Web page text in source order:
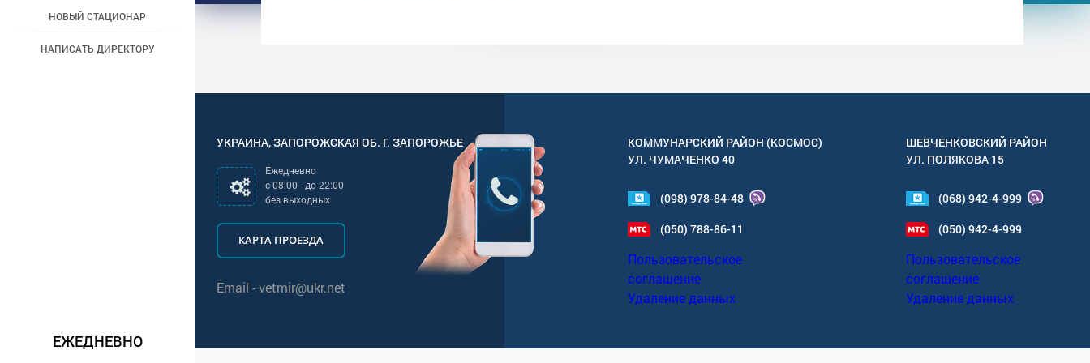
НОВЫЙ СТАЦИОНАР
НАПИСАТЬ ДИРЕКТОРУ
ЕЖЕДНЕВНО
УКРАИНА,ЗАПОРОЖСКАЯ ОБ. Г. ЗАПОРОЖЬЕ
Ежедневно
с08:00 - до22:00
без выходных
КАРТА ПРОЕЗДА
Email -vetmir@ukr.net
КОММУНАРСКИЙ РАЙОН (КОСМОС)
УЛ. ЧУМАЧЕНКО 40
(098) 978-84-48
(050) 788-86-11
Пользовательское
соглашение
Удаление данных
ШЕВЧЕНКОВСКИЙ РАЙОН
УЛ. ПОЛЯКОВА 15
(068) 942-4-999
(050) 942-4-999
Пользовательское
соглашение
Удаление данных